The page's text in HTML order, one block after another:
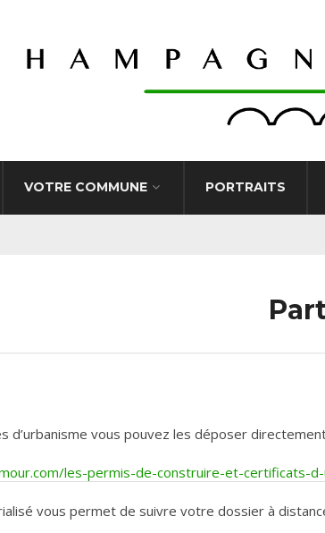
VOTRE COMMUNE PORTRAITS
d’urbanisme vous pouvez les déposer
les-permis-de-construire-et-certificats-d-
vous permet de suivre votre dossier à